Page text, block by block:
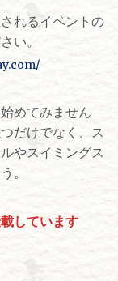
れるイベントの
い。
めてみません
だけでなく、ス
やスイミングス
。
しています